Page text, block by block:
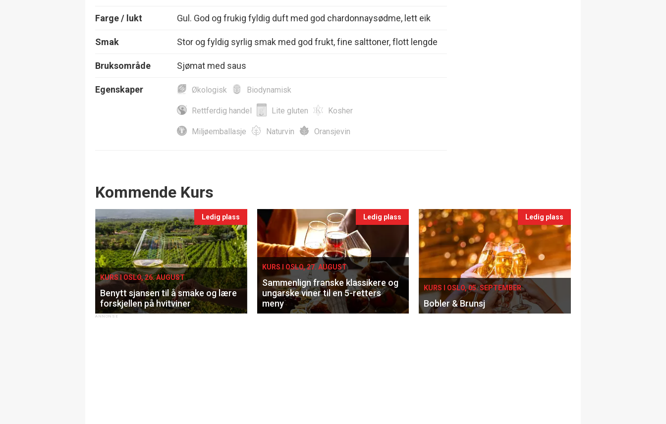
Farge / lukt Gul. God og frukig fyldig duft med god chardonnaysødme, lett eik
Smak Stor og fyldig syrlig smak med god frukt, fine salttoner, flott lengde
Bruksområde Sjømat med saus
Egenskaper Økologisk Biodynamisk
Rettferdig handel Lite gluten Kosher
Miljøemballasje Naturvin Oransjevin
Events
Kommende Kurs
Ledig plass
KURS I OSLO, 26. AUGUST
Benytt sjansen til å smake og lære
forskjellen på hvitviner
Ledig plass
KURS I OSLO, 27. AUGUST
Sammenlign franske klassikere og
ungarske viner til en 5-retters
meny
Ledig plass
KURS I OSLO, 05. SEPTEMBER
Bobler & Brunsj